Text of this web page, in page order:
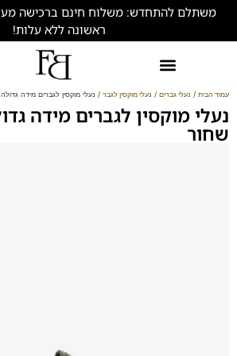
ראשונה ללא עלות!
עמוד הבית / נעלי גברים / נעלי מוקסין לגבר / נעלי מוקסין לגברים מידה גדולה 185651 שחור
שחור